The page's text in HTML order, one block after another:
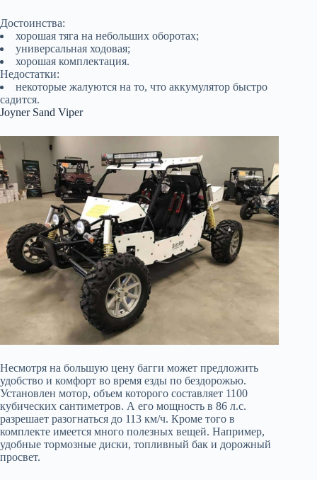
Достоинства:
хорошая тяга на небольших оборотах;
универсальная ходовая;
хорошая комплектация.
Недостатки:
некоторые жалуются на то, что аккумулятор быстро
садится.
Joyner Sand Viper
Несмотря на большую цену багги может предложить
удобство и комфорт во время езды по бездорожью.
Установлен мотор, объем которого составляет 1100
кубических сантиметров. А его мощность в 86 л.с.
разрешает разогнаться до 113 км/ч. Кроме того в
комплекте имеется много полезных вещей. Например,
удобные тормозные диски, топливный бак и дорожный
просвет.